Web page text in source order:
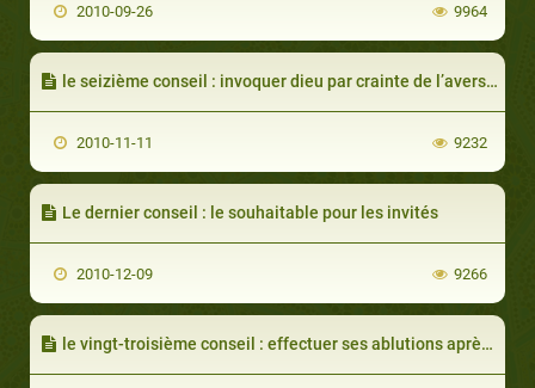
2010-09-26 9964
le seizième conseil : invoquer dieu par crainte de l’aversion de l’épouse
2010-11-11 9232
Le dernier conseil : le souhaitable pour les invités
2010-12-09 9266
le vingt-troisième conseil : effectuer ses ablutions après le rapport intime pour celui qui s’endort sans effectuer de ghusl (grandes ablutions)